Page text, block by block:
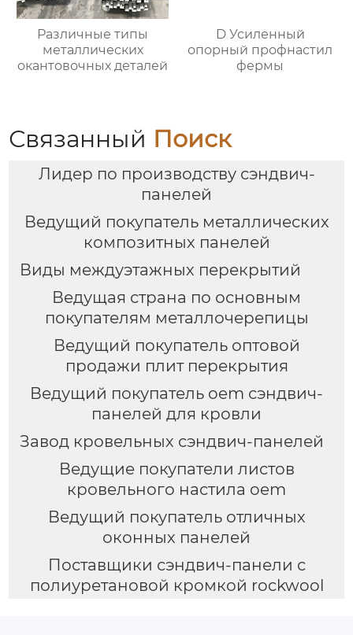
Различные типы
металлических
окантовочных деталей
D Усиленный
опорный профнастил
фермы
Связанный Поиск
Лидер по производству сэндвич-
панелей
Ведущий покупатель металлических
композитных панелей
Виды междуэтажных перекрытий
Ведущая страна по основным
покупателям металлочерепицы
Ведущий покупатель оптовой
продажи плит перекрытия
Ведущий покупатель oem сэндвич-
панелей для кровли
Завод кровельных сэндвич-панелей
Ведущие покупатели листов
кровельного настила oem
Ведущий покупатель отличных
оконных панелей
Поставщики сэндвич-панели с
полиуретановой кромкой rockwool